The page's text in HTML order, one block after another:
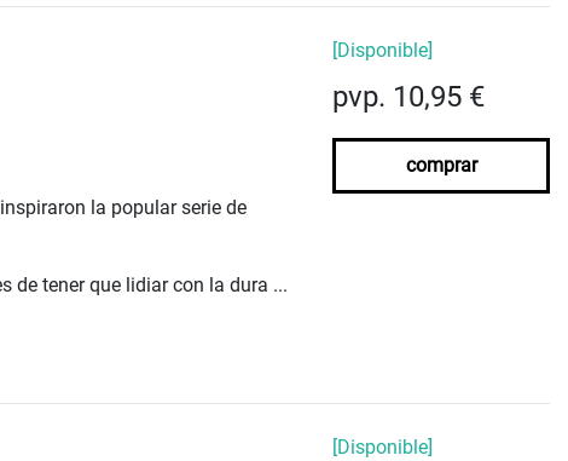
la popular serie de
de tener que lidiar con la dura ...
[Disponible]
pvp. 10,95 €
comprar
[Disponible]